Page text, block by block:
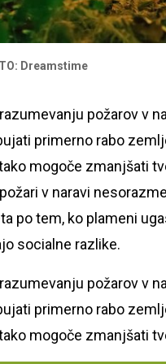
Dreamstime
požarov v
primerno rabo
mogoče zmanjšati
v naravi
po tem, ko plameni
socialne razlike.
požarov v
primerno rabo
mogoče zmanjšati